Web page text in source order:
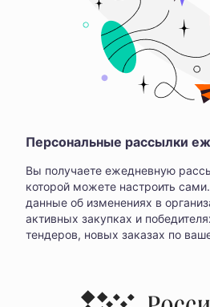
Персональные рассылки
Вы получаете ежедневную
которой можете настроить
данные об изменениях в
активных закупках и
тендеров, новых заказах по